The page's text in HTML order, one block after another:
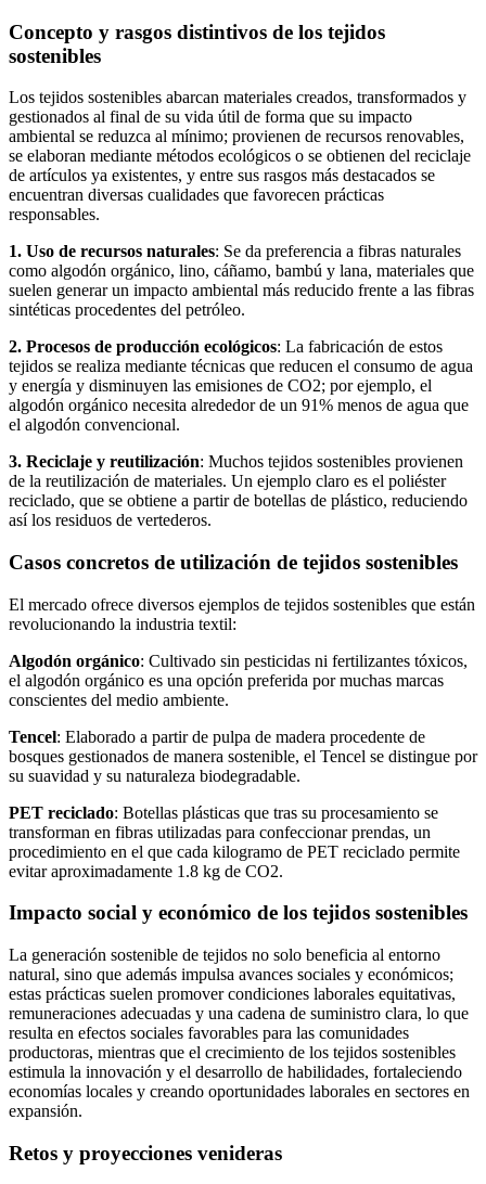
Concepto y rasgos distintivos de los tejidos
sostenibles
Los tejidos sostenibles abarcan materiales creados, transformados y
gestionados al final de su vida útil de forma que su impacto
ambiental se reduzca al mínimo; provienen de recursos renovables,
se elaboran mediante métodos ecológicos o se obtienen del reciclaje
de artículos ya existentes, y entre sus rasgos más destacados se
encuentran diversas cualidades que favorecen prácticas
responsables.
1. Uso de recursos naturales: Se da preferencia a fibras naturales
como algodón orgánico, lino, cáñamo, bambú y lana, materiales que
suelen generar un impacto ambiental más reducido frente a las fibras
sintéticas procedentes del petróleo.
2. Procesos de producción ecológicos: La fabricación de estos
tejidos se realiza mediante técnicas que reducen el consumo de agua
y energía y disminuyen las emisiones de CO2; por ejemplo, el
algodón orgánico necesita alrededor de un 91% menos de agua que
el algodón convencional.
3. Reciclaje y reutilización: Muchos tejidos sostenibles provienen
de la reutilización de materiales. Un ejemplo claro es el poliéster
reciclado, que se obtiene a partir de botellas de plástico, reduciendo
así los residuos de vertederos.
Casos concretos de utilización de tejidos sostenibles
El mercado ofrece diversos ejemplos de tejidos sostenibles que están
revolucionando la industria textil:
Algodón orgánico: Cultivado sin pesticidas ni fertilizantes tóxicos,
el algodón orgánico es una opción preferida por muchas marcas
conscientes del medio ambiente.
Tencel: Elaborado a partir de pulpa de madera procedente de
bosques gestionados de manera sostenible, el Tencel se distingue por
su suavidad y su naturaleza biodegradable.
PET reciclado: Botellas plásticas que tras su procesamiento se
transforman en fibras utilizadas para confeccionar prendas, un
procedimiento en el que cada kilogramo de PET reciclado permite
evitar aproximadamente 1.8 kg de CO2.
Impacto social y económico de los tejidos sostenibles
La generación sostenible de tejidos no solo beneficia al entorno
natural, sino que además impulsa avances sociales y económicos;
estas prácticas suelen promover condiciones laborales equitativas,
remuneraciones adecuadas y una cadena de suministro clara, lo que
resulta en efectos sociales favorables para las comunidades
productoras, mientras que el crecimiento de los tejidos sostenibles
estimula la innovación y el desarrollo de habilidades, fortaleciendo
economías locales y creando oportunidades laborales en sectores en
expansión.
Retos y proyecciones venideras